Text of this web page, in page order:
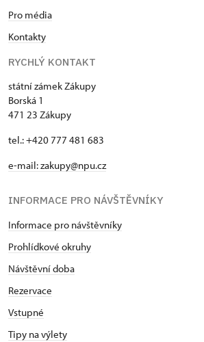
Pro média
Kontakty
RYCHLÝ KONTAKT
státní zámek Zákupy
Borská 1
471 23 Zákupy
tel.: +420 777 481 683
e-mail: zakupy@npu.cz
INFORMACE PRO NÁVŠTĚVNÍKY
Informace pro návštěvníky
Prohlídkové okruhy
Návštěvní doba
Rezervace
Vstupné
Tipy na výlety